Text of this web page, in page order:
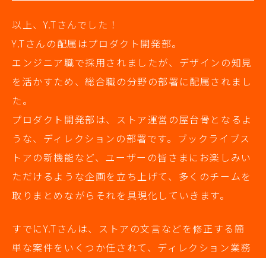
以上、Y.Tさんでした！
Y.Tさんの配属はプロダクト開発部。
エンジニア職で採用されましたが、デザインの知見
を活かすため、総合職の分野の部署に配属されまし
た。
プロダクト開発部は、ストア運営の屋台骨となるよ
うな、ディレクションの部署です。ブックライブス
トアの新機能など、ユーザーの皆さまにお楽しみい
ただけるような企画を立ち上げて、多くのチームを
取りまとめながらそれを具現化していきます。
すでにY.Tさんは、ストアの文言などを修正する簡
単な案件をいくつか任されて、ディレクション業務